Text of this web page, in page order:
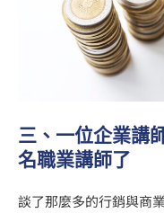
三、一位企業講
名職業講師了
談了那麼多的行銷與商